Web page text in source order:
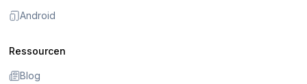
Android
Ressourcen
Blog